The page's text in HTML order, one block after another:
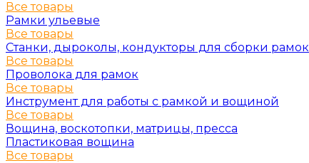
Все товары
Рамки ульевые
Все товары
Станки, дыроколы, кондукторы для сборки рамок
Все товары
Проволока для рамок
Все товары
Инструмент для работы с рамкой и вощиной
Все товары
Вощина, воскотопки, матрицы, пресса
Пластиковая вощина
Все товары